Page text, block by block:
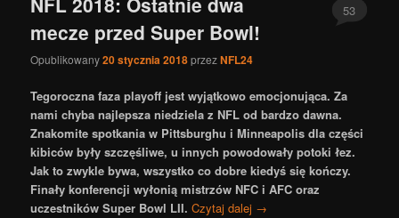
mecze przed Super Bowl!
Opublikowany20 stycznia 2018przezNFL24
53
Tegoroczna faza playoff jest wyjątkowo emocjonująca. Za
nami chyba najlepsza niedziela z NFL od bardzo dawna.
Znakomite spotkania w Pittsburghu i Minneapolis dla części
kibiców były szczęśliwe, u innych powodowały potoki łez.
Jak to zwykle bywa, wszystko co dobre kiedyś się kończy.
Finały konferencji wyłonią mistrzów NFC i AFC oraz
uczestników Super Bowl LII. Czytaj dalej →